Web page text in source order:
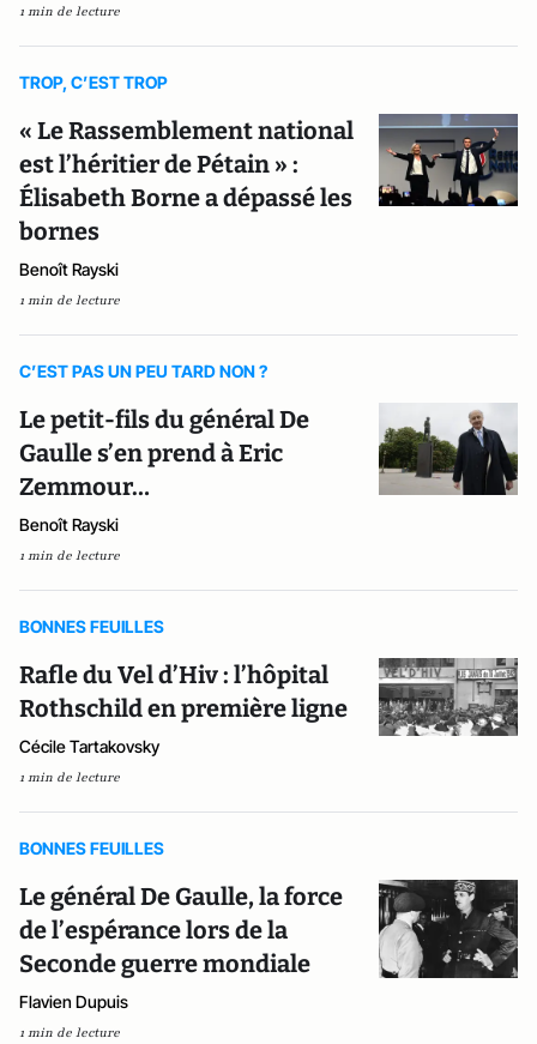
1 min de lecture
TROP, C’EST TROP
« Le Rassemblement national
est l’héritier de Pétain » :
Élisabeth Borne a dépassé les
bornes
Benoît Rayski
1 min de lecture
C’EST PAS UN PEU TARD NON ?
Le petit-fils du général De
Gaulle s’en prend à Eric
Zemmour…
Benoît Rayski
1 min de lecture
BONNES FEUILLES
Rafle du Vel d’Hiv : l’hôpital
Rothschild en première ligne
Cécile Tartakovsky
1 min de lecture
BONNES FEUILLES
Le général De Gaulle, la force
de l’espérance lors de la
Seconde guerre mondiale
Flavien Dupuis
1 min de lecture